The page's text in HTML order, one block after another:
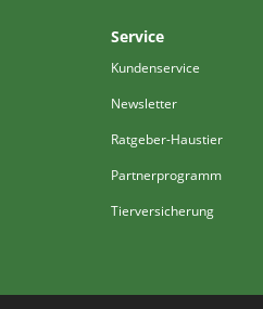
Service
Kundenservice
Newsletter
Ratgeber-Haustier
Partnerprogramm
Tierversicherung